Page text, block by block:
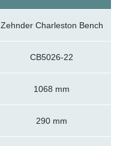
Zehnder Charleston Bench
CB5026-22
1068 mm
290 mm